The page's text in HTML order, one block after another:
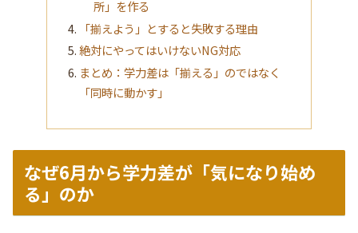
所」を作る
「揃えよう」とすると失敗する理由
絶対にやってはいけないNG対応
まとめ：学力差は「揃える」のではなく
「同時に動かす」
なぜ6月から学力差が「気になり始め
る」のか